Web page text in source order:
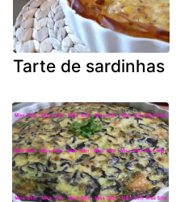
Tarte de sardinhas